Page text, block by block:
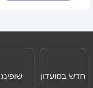
חדש במועדון
שופינג